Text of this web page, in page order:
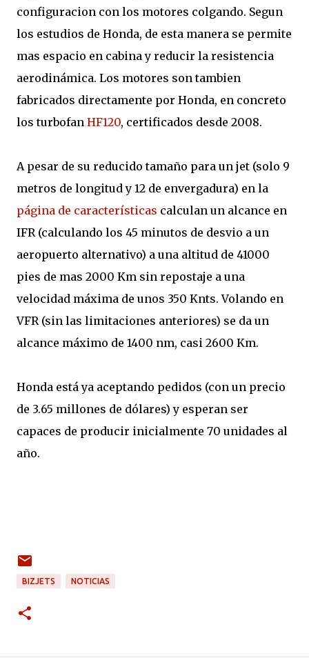
configuracion con los motores colgando. Segun
los estudios de Honda, de esta manera se permite
mas espacio en cabina y reducir la resistencia
aerodinámica. Los motores son tambien
fabricados directamente por Honda, en concreto
los turbofan HF120, certificados desde 2008.
A pesar de su reducido tamaño para un jet (solo 9
metros de longitud y 12 de envergadura) en la
página de características calculan un alcance en
IFR (calculando los 45 minutos de desvio a un
aeropuerto alternativo) a una altitud de 41000
pies de mas 2000 Km sin repostaje a una
velocidad máxima de unos 350 Knts. Volando en
VFR (sin las limitaciones anteriores) se da un
alcance máximo de 1400 nm, casi 2600 Km.
Honda está ya aceptando pedidos (con un precio
de 3.65 millones de dólares) y esperan ser
capaces de producir inicialmente 70 unidades al
año.
BIZJETS NOTICIAS